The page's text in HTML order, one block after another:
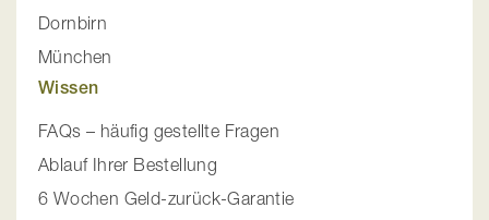
Dornbirn
München
Wissen
FAQs – häufig gestellte Fragen
Ablauf Ihrer Bestellung
6 Wochen Geld-zurück-Garantie